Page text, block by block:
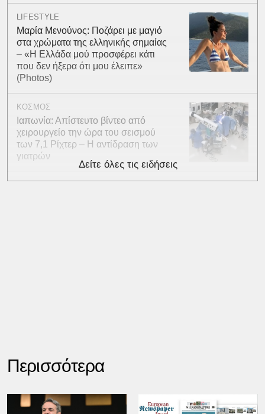
LIFESTYLE
Μαρία Μενούνος: Ποζάρει με μαγιό
στα χρώματα της ελληνικής σημαίας
– «Η Ελλάδα μού προσφέρει κάτι
που δεν ήξερα ότι μου έλειπε»
(Photos)
ΚΟΣΜΟΣ
Ιαπωνία: Απίστευτο βίντεο από
χειρουργείο την ώρα του σεισμού
των 7,1 Ρίχτερ – Η αντίδραση των
γιατρών
Δείτε όλες τις ειδήσεις
Περισσότερα